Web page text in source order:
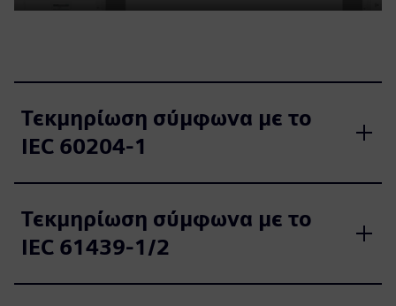
Play Mute Settings
PIP
Enter
Τεκμηρίωση σύμφωνα με το
IEC 60204‑1
Τεκμηρίωση σύμφωνα με το
IEC 61439‑1/2